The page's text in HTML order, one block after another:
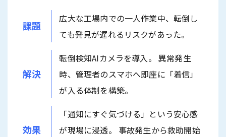
課題
広大な工場内での一人作業中、転倒し
ても発見が遅れるリスクがあった。
解決
転倒検知AIカメラを導入。 異常発生
時、管理者のスマホへ即座に「着信」
が入る体制を構築。
効果
「通知にすぐ気づける」という安心感
が現場に浸透。 事故発生から救助開始